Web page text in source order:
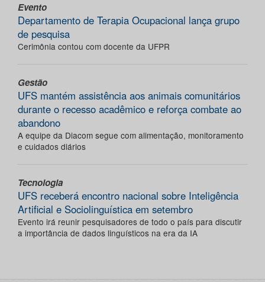
Evento
Departamento de Terapia Ocupacional lança grupo
de pesquisa
Cerimônia contou com docente da UFPR
Gestão
UFS mantém assistência aos animais comunitários
durante o recesso acadêmico e reforça combate ao
abandono
A equipe da Diacom segue com alimentação, monitoramento
e cuidados diários
Tecnologia
UFS receberá encontro nacional sobre Inteligência
Artificial e Sociolinguística em setembro
Evento irá reunir pesquisadores de todo o país para discutir
a importância de dados linguísticos na era da IA